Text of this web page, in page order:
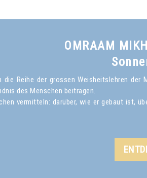
OMRAAM
Reihe der grossen Weisheitslehren
des Menschen beitragen.
vermitteln: darüber, wie er gebaut ist,